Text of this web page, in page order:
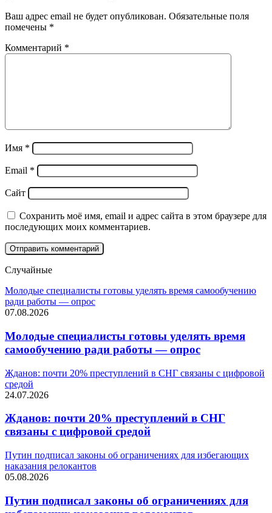
Ваш адрес email не будет опубликован. Обязательные поля
помечены *
Комментарий *
Имя *
Email *
Сайт
Сохранить моё имя, email и адрес сайта в этом браузере для
последующих моих комментариев.
Случайные
Молодые специалисты готовы уделять время самообучению
ради работы — опрос
07.08.2026
Молодые специалисты готовы уделять время
самообучению ради работы — опрос
Жданов: почти 20% преступлений в СНГ связаны с цифровой
средой
24.07.2026
Жданов: почти 20% преступлений в СНГ
связаны с цифровой средой
Путин подписал законы об ограничениях для избегающих
наказания релокантов
05.08.2026
Путин подписал законы об ограничениях для